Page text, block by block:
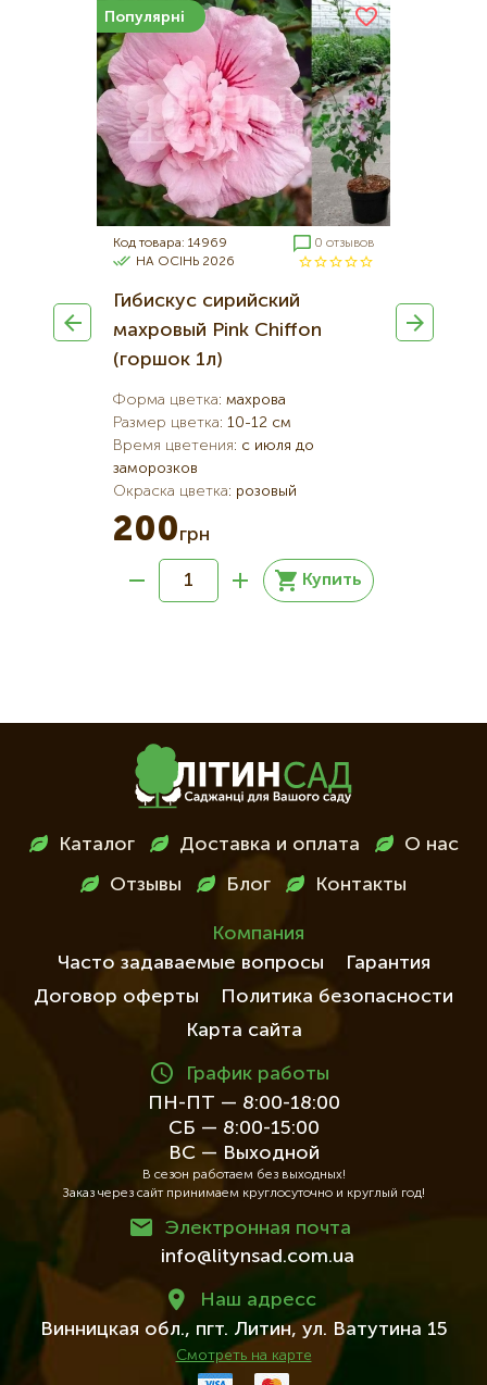
Популярні
Код товара: 14969
0 отзывов
НА ОСІНЬ 2026
Гибискус сирийский
махровый Pink Chiffon
(горшок 1л)
Форма цветка: махрова
Размер цветка: 10-12 см
Время цветения: с июля до
заморозков
Окраска цветка: розовый
200грн
Купить
МенюКаталог Доставка и оплата О нас
Отзывы Блог Контакты
Компания
Часто задаваемые вопросы
Гарантия
Договор оферты
Политика безопасности
Карта сайта
График работы
ПН-ПТ — 8:00-18:00
СБ — 8:00-15:00
ВС — Выходной
В сезон работаем без выходных!
Заказ через сайт принимаем круглосуточно и круглый год!
Электронная почта
info@litynsad.com.ua
Наш адресc
Винницкая обл., пгт. Литин, ул. Ватутина 15
Смотреть на карте